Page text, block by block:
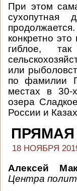
При этом
сухопутная
конкретно
гиблое,
или
по фамилии
местах в 30-
озера
России и
ПРЯМАЯ
18 НОЯБРЯ
Алексей
Центра